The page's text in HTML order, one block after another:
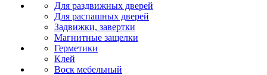
Для раздвижных дверей
Для распашных дверей
Задвижки, завертки
Магнитные защелки
Герметики
Клей
Воск мебельный